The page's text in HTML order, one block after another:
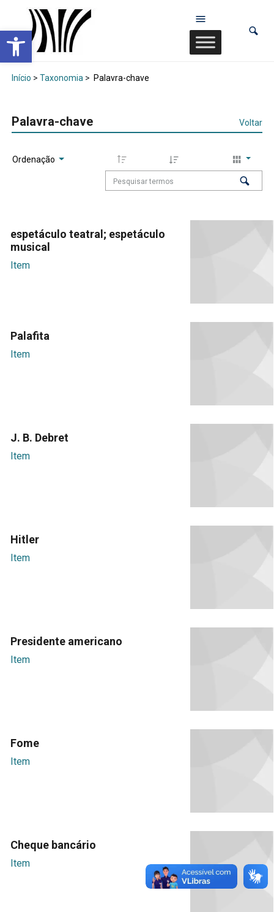
Abrir a barra de ferramentas
Início > Taxonomia > Palavra-chave
Palavra-chave Voltar
Ordenação
espetáculo teatral; espetáculo
musical
Item
Palafita
Item
J. B. Debret
Item
Hitler
Item
Presidente americano
Item
Fome
Item
Cheque bancário
Item